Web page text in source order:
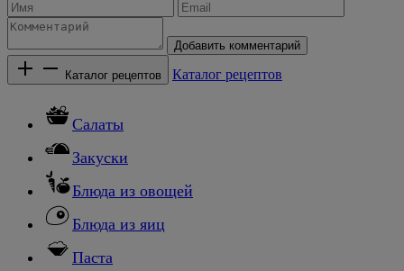
Добавить комментарий
Каталог рецептов Каталог рецептов
Салаты
Закуски
Блюда из овощей
Блюда из яиц
Паста